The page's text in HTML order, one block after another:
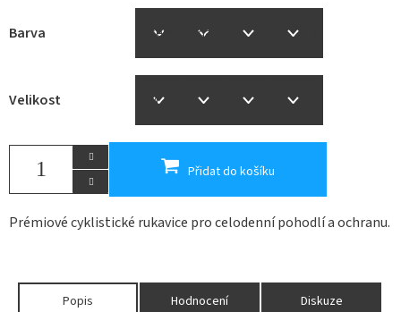
Barva
Velikost
Přidat do košíku
Prémiové cyklistické rukavice pro celodenní pohodlí a ochranu.
Popis Hodnocení Diskuze